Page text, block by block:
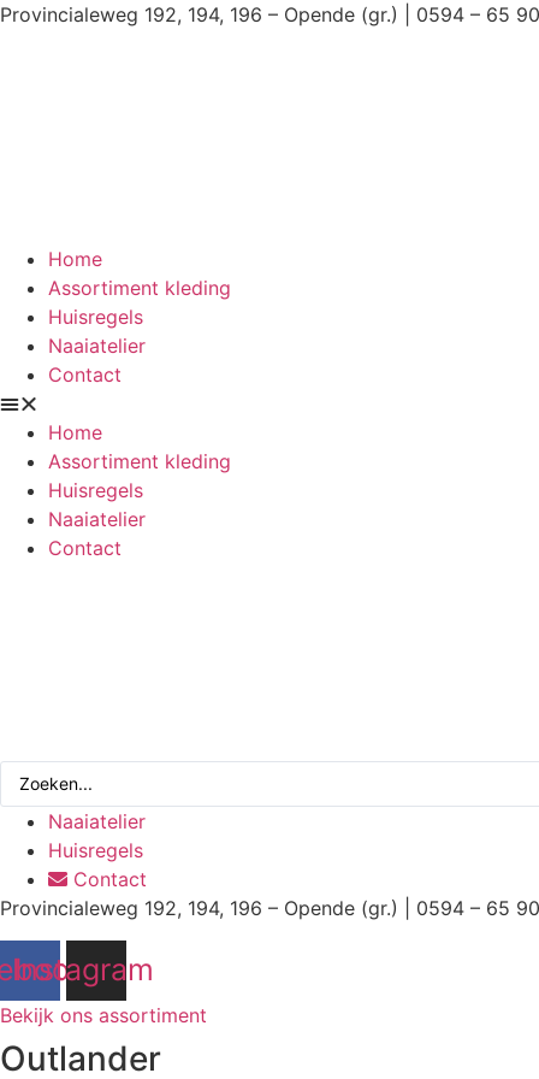
Ga
Provincialeweg 192, 194, 196 – Opende (gr.) | 0594 – 65
Home
Assortiment kleding
Huisregels
Naaiatelier
Contact
Home
Assortiment kleding
Huisregels
Naaiatelier
Contact
Search
Naaiatelier
Huisregels
Contact
Provincialeweg 192, 194, 196 – Opende (gr.) | 0594 – 65
Instagram
Bekijk ons assortiment
Outlander